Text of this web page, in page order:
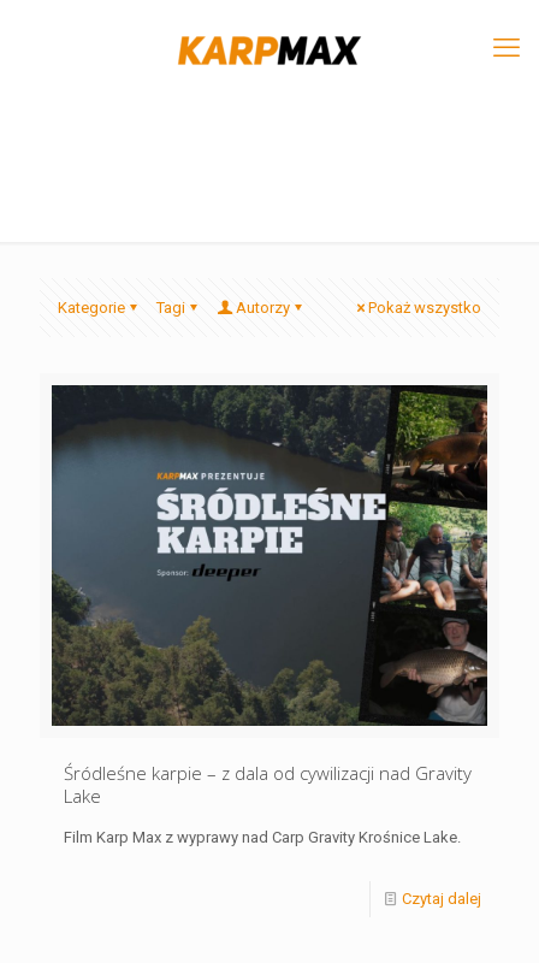
Kategorie Tagi Autorzy Pokaż wszystko
Śródleśne karpie – z dala od cywilizacji nad Gravity
Lake
Film Karp Max z wyprawy nad Carp Gravity Krośnice Lake.
Czytaj dalej